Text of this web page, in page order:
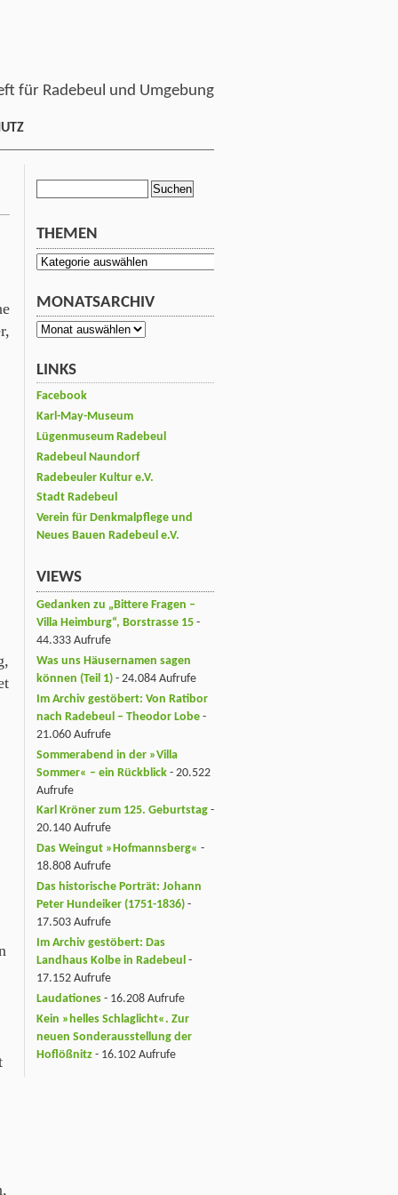
für Radebeul und Umgebung
THEMEN
Themen
MONATSARCHIV
Monatsarchiv
LINKS
Facebook
Karl-May-Museum
Lügenmuseum Radebeul
Radebeul Naundorf
Radebeuler Kultur e.V.
Stadt Radebeul
Verein für Denkmalpflege und
Neues Bauen Radebeul e.V.
VIEWS
Gedanken zu „Bittere Fragen –
Villa Heimburg“, Borstrasse 15 -
44.333 Aufrufe
Was uns Häusernamen sagen
können (Teil 1) - 24.084 Aufrufe
Im Archiv gestöbert: Von Ratibor
nach Radebeul – Theodor Lobe -
21.060 Aufrufe
Sommerabend in der »Villa
Sommer« – ein Rückblick - 20.522
Aufrufe
Karl Kröner zum 125. Geburtstag -
20.140 Aufrufe
Das Weingut »Hofmannsberg« -
18.808 Aufrufe
Das historische Porträt: Johann
Peter Hundeiker (1751-1836) -
17.503 Aufrufe
Im Archiv gestöbert: Das
Landhaus Kolbe in Radebeul -
17.152 Aufrufe
Laudationes - 16.208 Aufrufe
Kein »helles Schlaglicht«. Zur
neuen Sonderausstellung der
Hoflößnitz - 16.102 Aufrufe